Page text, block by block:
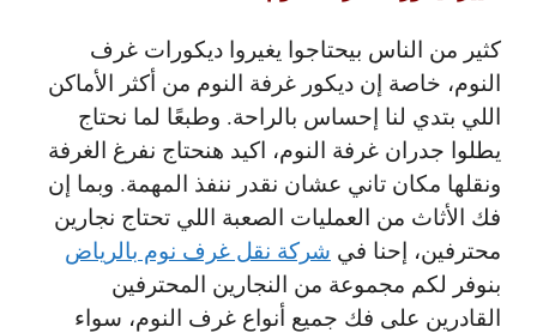
كثير من الناس بيحتاجوا يغيروا ديكورات غرف
النوم، خاصة إن ديكور غرفة النوم من أكثر الأماكن
اللي بتدي لنا إحساس بالراحة. وطبعًا لما نحتاج
يطلوا جدران غرفة النوم، اكيد هنحتاج نفرغ الغرفة
ونقلها مكان تاني عشان نقدر ننفذ المهمة. وبما إن
فك الأثاث من العمليات الصعبة اللي تحتاج نجارين
محترفين، إحنا في شركة نقل غرف نوم بالرياض
بنوفر لكم مجموعة من النجارين المحترفين
القادرين على فك جميع أنواع غرف النوم، سواء